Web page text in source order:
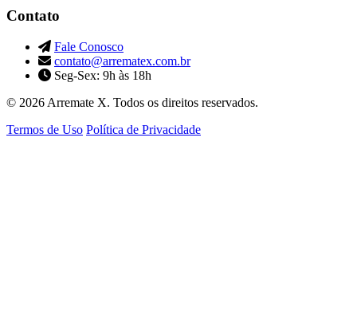
Contato
Fale Conosco
contato@arrematex.com.br
Seg-Sex: 9h às 18h
© 2026 Arremate X. Todos os direitos reservados.
Termos de Uso Política de Privacidade